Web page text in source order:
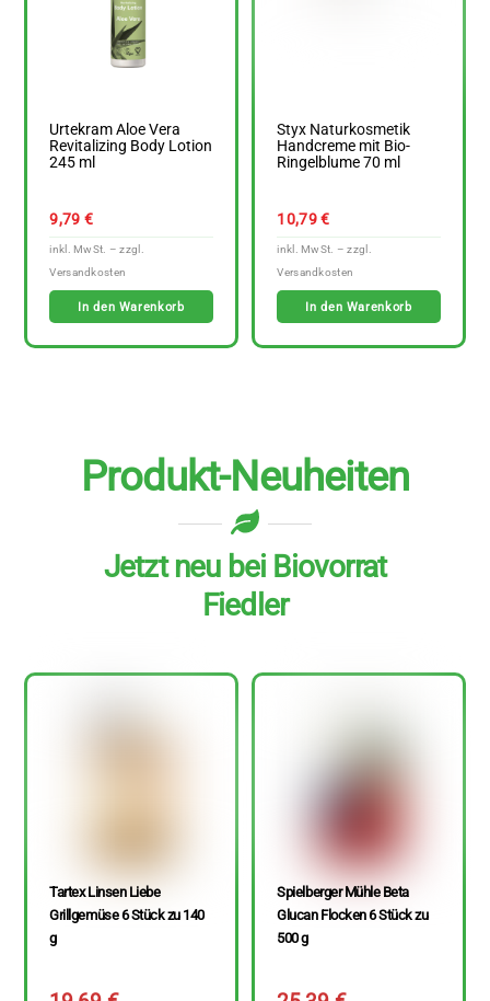
Urtekram Aloe Vera
Revitalizing Body Lotion
245 ml
9,79 €
In den Warenkorb
Styx Naturkosmetik
Handcreme mit Bio-
Ringelblume 70 ml
10,79€
In den Warenkorb
Produkt-Neuheiten
Jetzt neu bei Biovorrat
Fiedler
Tartex Linsen Liebe
Grillgemüse 6 Stück zu 140
g
Spielberger Mühle Beta
Glucan Flocken 6 Stück zu
500 g